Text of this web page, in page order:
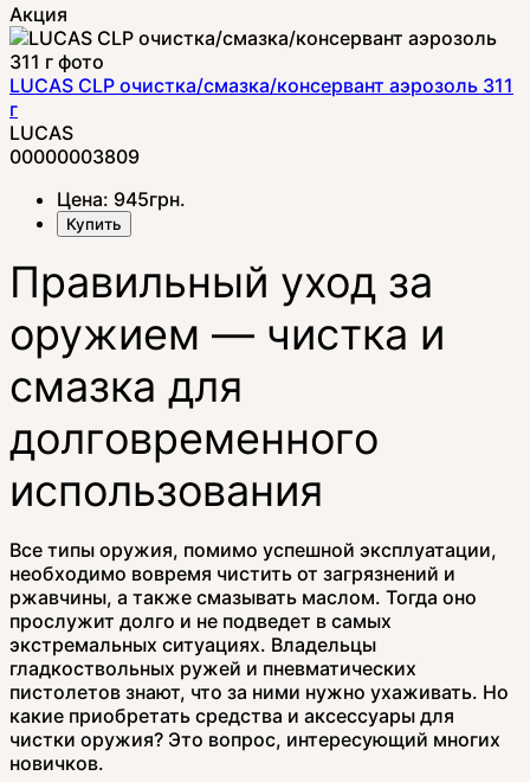
Акция
LUCAS CLP очистка/смазка/консервант аэрозоль 311
г
LUCAS
00000003809
Цена: 945грн.
Купить
Правильный уход за
оружием — чистка и
смазка для
долговременного
использования
Все типы оружия, помимо успешной эксплуатации,
необходимо вовремя чистить от загрязнений и
ржавчины, а также смазывать маслом. Тогда оно
прослужит долго и не подведет в самых
экстремальных ситуациях. Владельцы
гладкоствольных ружей и пневматических
пистолетов знают, что за ними нужно ухаживать. Но
какие приобретать средства и аксессуары для
чистки оружия? Это вопрос, интересующий многих
новичков.